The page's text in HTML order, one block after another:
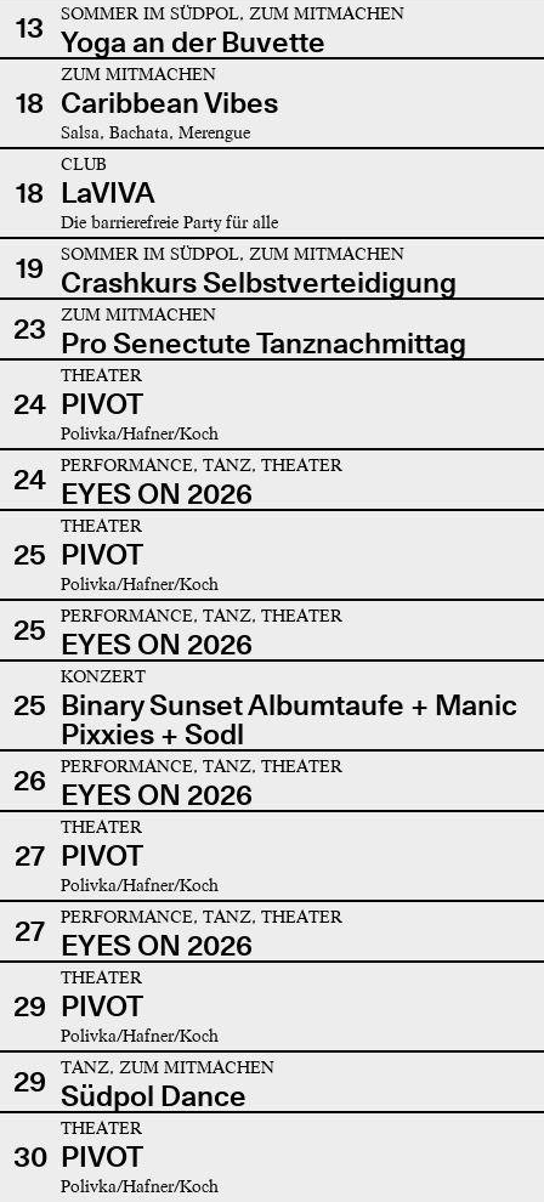
13 SOMMER IM SÜDPOL, ZUM MITMACHEN
Yoga an der Buvette
18
ZUM MITMACHEN
Caribbean Vibes
Salsa, Bachata, Merengue
18
CLUB
LaVIVA
Die barrierefreie Party für alle
19 SOMMER IM SÜDPOL, ZUM MITMACHEN
Crashkurs Selbstverteidigung
23
ZUM MITMACHEN
Pro Senectute Tanznachmittag
24
THEATER
PIVOT
Polivka/Hafner/Koch
24 PERFORMANCE, TANZ, THEATER
EYES ON 2026
25
THEATER
PIVOT
Polivka/Hafner/Koch
25 PERFORMANCE, TANZ, THEATER
EYES ON 2026
25
KONZERT
Binary Sunset Albumtaufe + Manic
Pixxies + Sodl
26
PERFORMANCE, TANZ, THEATER
EYES ON 2026
27
THEATER
PIVOT
Polivka/Hafner/Koch
27 PERFORMANCE, TANZ, THEATER
EYES ON 2026
29
THEATER
PIVOT
Polivka/Hafner/Koch
29 TANZ, ZUM MITMACHEN
Südpol Dance
30
THEATER
PIVOT
Polivka/Hafner/Koch